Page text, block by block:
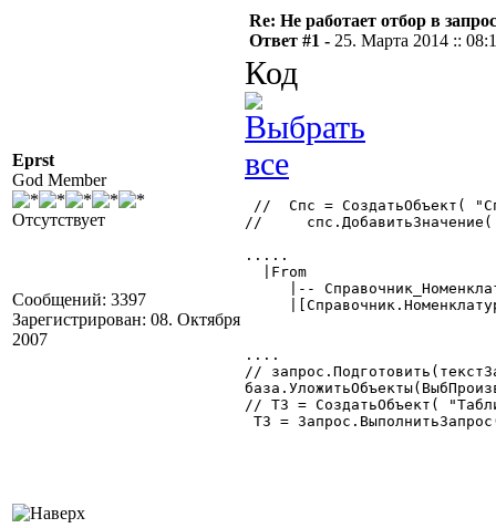
Eprst
God Member
Отсутствует
Сообщений: 3397
Зарегистрирован: 08. Октября
2007
Re: Не работает отбор в
Ответ #1 - 25. Марта 2014 ::
Код
//  Спс = СоздатьОбъект(
//
.....
|From
|--
....
//
// ТЗ = СоздатьОбъект(
ТЗ =